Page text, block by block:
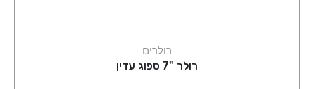
רולרים
רולר "7 ספוג עדין